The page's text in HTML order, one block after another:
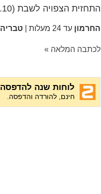
התחזית הצפויה לשבת (4.10) במקומות נבחרים:
החרמון עד 24 מעלות | טבריה
לכתבה המלאה »